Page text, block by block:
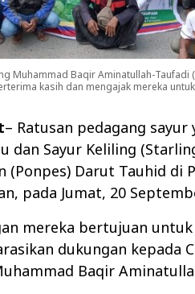
Muhammad Baqir Aminatullah-
kasih dan mengajak mereka
– Ratusan pedagang
dan Sayur Keliling
(Ponpes) Darut Tauhid di
pada Jumat, 20
mereka bertujuan
dukungan kepada
Baqir